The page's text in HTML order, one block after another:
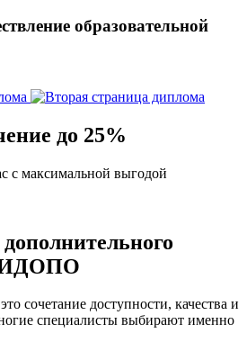
образовательной
до 25%
с максимальной выгодой
ИДОПО
доступности, качества и
специалисты выбирают именно